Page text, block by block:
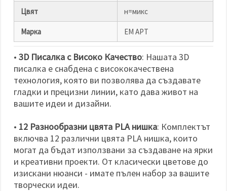
Цвят н=микс
Марка ЕМ АРТ
• 3D Писалка с Високо Качество: Нашата 3D
писалка е снабдена с висококачествена
технология, която ви позволява да създавате
гладки и прецизни линии, като дава живот на
вашите идеи и дизайни.
• 12 Разнообразни цвята PLA нишка: Комплектът
включва 12 различни цвята PLA нишка, които
могат да бъдат използвани за създаване на ярки
и креативни проекти. От класически цветове до
изискани нюанси - имате пълен набор за вашите
творчески идеи.